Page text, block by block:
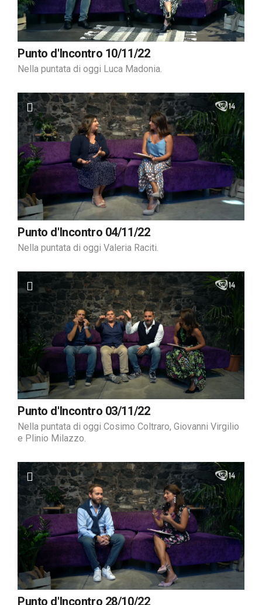
Punto d'Incontro 10/11/22
Nella puntata di oggi Luca Madonia.
Punto d'Incontro 04/11/22
Nella puntata di oggi Valeria Raciti.
Punto d'Incontro 03/11/22
Nella puntata di oggi Cosimo Coltraro, Giovanni Virgilio
e Plinio Milazzo.
Punto d'Incontro 28/10/22